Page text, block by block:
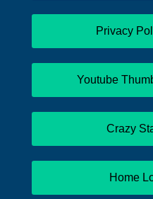
Privacy
Youtube
Crazy
Home